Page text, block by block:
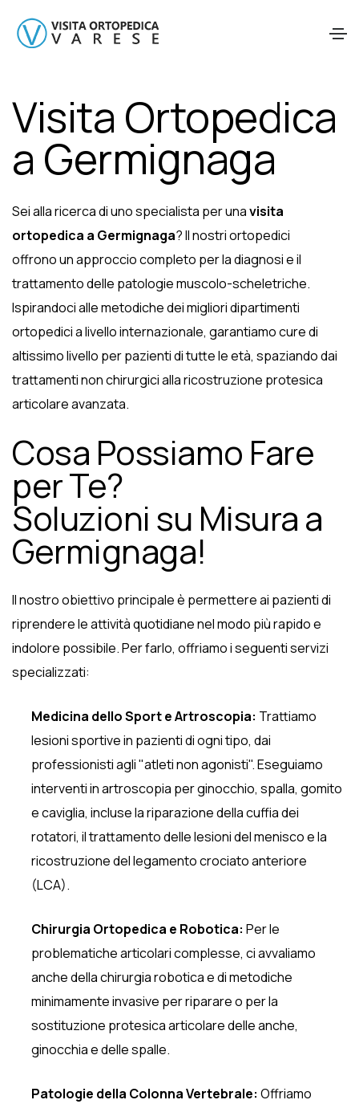
Visita Ortopedica
a Germignaga
Sei alla ricerca di uno specialista per unavisita
ortopedica a Germignaga? Il nostri ortopedici
offrono un approccio completo per la diagnosi e il
trattamento delle patologie muscolo-scheletriche.
Ispirandoci alle metodiche dei migliori dipartimenti
ortopedici a livello internazionale, garantiamo cure di
altissimo livello per pazienti di tutte le età, spaziando dai
trattamenti non chirurgici alla ricostruzione protesica
articolare avanzata.
Cosa Possiamo Fare
per Te?
Soluzioni su Misura a
Germignaga!
Il nostro obiettivo principale è permettere ai pazienti di
riprendere le attività quotidiane nel modo più rapido e
indolore possibile. Per farlo, offriamo i seguenti servizi
specializzati:
Medicina dello Sport e Artroscopia: Trattiamo
lesioni sportive in pazienti di ogni tipo, dai
professionisti agli "atleti non agonisti". Eseguiamo
interventi in artroscopia per ginocchio, spalla, gomito
e caviglia, incluse la riparazione della cuffia dei
rotatori, il trattamento delle lesioni del menisco e la
ricostruzione del legamento crociato anteriore
(LCA).
Chirurgia Ortopedica e Robotica: Per le
problematiche articolari complesse, ci avvaliamo
anche della chirurgia robotica e di metodiche
minimamente invasive per riparare o per la
sostituzione protesica articolare delle anche,
ginocchia e delle spalle.
Patologie della Colonna Vertebrale: Offriamo